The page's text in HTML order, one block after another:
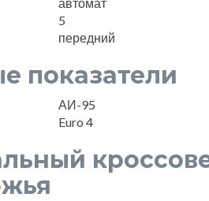
5
передний
показатели
АИ-95
Euro 4